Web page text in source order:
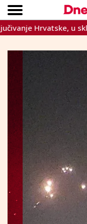
Hrvatske, u skladu s